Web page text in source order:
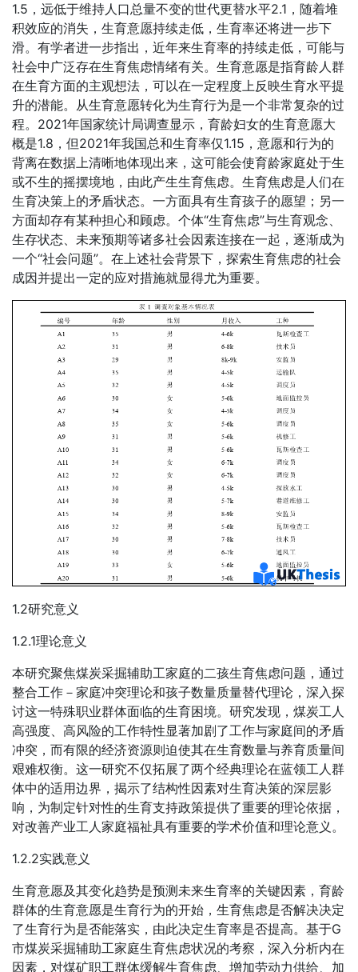
1.5，远低于维持人口总量不变的世代更替水平2.1，随着堆
积效应的消失，生育意愿持续走低，生育率还将进一步下
滑。有学者进一步指出，近年来生育率的持续走低，可能与
社会中广泛存在生育焦虑情绪有关。生育意愿是指育龄人群
在生育方面的主观想法，可以在一定程度上反映生育水平提
升的潜能。从生育意愿转化为生育行为是一个非常复杂的过
程。2021年国家统计局调查显示，育龄妇女的生育意愿大
概是1.8，但2021年我国总和生育率仅1.15，意愿和行为的
背离在数据上清晰地体现出来，这可能会使育龄家庭处于生
或不生的摇摆境地，由此产生生育焦虑。生育焦虑是人们在
生育决策上的矛盾状态。一方面具有生育孩子的愿望；另一
方面却存有某种担心和顾虑。个体“生育焦虑”与生育观念、
生存状态、未来预期等诸多社会因素连接在一起，逐渐成为
一个“社会问题”。在上述社会背景下，探索生育焦虑的社会
成因并提出一定的应对措施就显得尤为重要。
1.2研究意义
1.2.1理论意义
本研究聚焦煤炭采掘辅助工家庭的二孩生育焦虑问题，通过
整合工作－家庭冲突理论和孩子数量质量替代理论，深入探
讨这一特殊职业群体面临的生育困境。研究发现，煤炭工人
高强度、高风险的工作特性显著加剧了工作与家庭间的矛盾
冲突，而有限的经济资源则迫使其在生育数量与养育质量间
艰难权衡。这一研究不仅拓展了两个经典理论在蓝领工人群
体中的适用边界，揭示了结构性因素对生育决策的深层影
响，为制定针对性的生育支持政策提供了重要的理论依据，
对改善产业工人家庭福祉具有重要的学术价值和理论意义。
1.2.2实践意义
生育意愿及其变化趋势是预测未来生育率的关键因素，育龄
群体的生育意愿是生育行为的开始，生育焦虑是否解决决定
了生育行为是否能落实，由此决定生育率是否提高。基于G
市煤炭采掘辅助工家庭生育焦虑状况的考察，深入分析内在
因素，对煤矿职工群体缓解生育焦虑、增加劳动力供给、加